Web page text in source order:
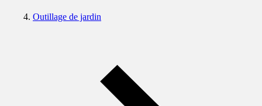
Outillage de jardin